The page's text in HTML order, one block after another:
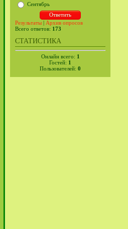
Сентябрь
Результаты | Архив опросов
Всего ответов: 173
СТАТИСТИКА
Онлайн всего: 1
Гостей: 1
Пользователей: 0